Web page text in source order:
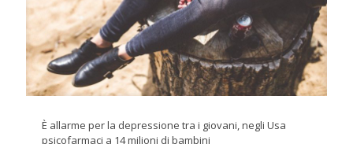
È allarme per la depressione tra i giovani, negli Usa
psicofarmaci a 14 milioni di bambini